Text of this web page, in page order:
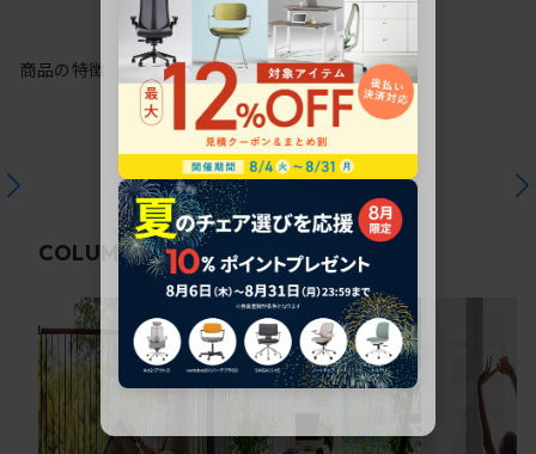
商品の特徴
COLUMN関連コラム